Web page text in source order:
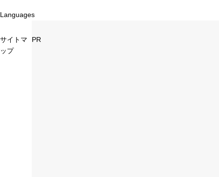
Languages
サイトマ
ップ
PR